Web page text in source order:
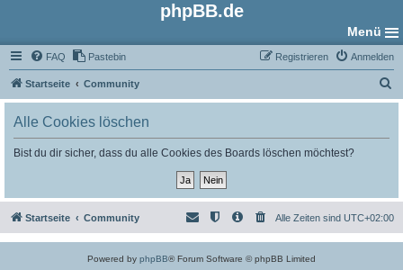
phpBB.de
Menü
FAQ Pastebin Anmelden
Registrieren
Startseite Community
u
Alle Cookies löschen
Bist du dir sicher, dass du alle Cookies des Boards löschen möchtest?
Startseite Community Alle Zeiten sind UTC+02:00
Powered by phpBB® Forum Software © phpBB Limited